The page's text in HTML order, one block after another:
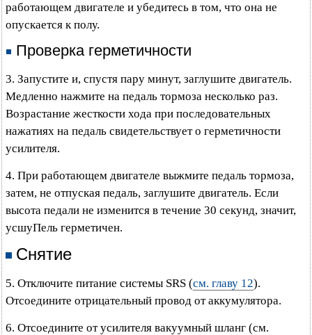
работающем двигателе и убедитесь в том, что она не
опускается к полу.
Проверка герметичности
3. Запустите и, спустя пару минут, заглушите двигатель.
Медленно нажмите на педаль тормоза несколько раз.
Возрастание жесткости хода при последовательных
нажатиях на педаль свидетельствует о герметичности
усилителя.
4. При работающем двигателе выжмите педаль тормоза,
затем, не отпуская педаль, заглушите двигатель. Если
высота педали не изменится в течение 30 секунд, значит,
усшуПель герметичен.
Снятие
5. Отключите питание системы SRS (см. главу 12).
Отсоедините отрицательный провод от аккумулятора.
6. Отсоедините от усилителя вакуумный шланг (см.